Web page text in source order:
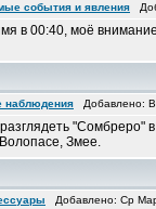
события и явления
в 00:40, моё
наблюдения Добавлено:
"Сомбреро"
Змее.
Добавлено: Ср